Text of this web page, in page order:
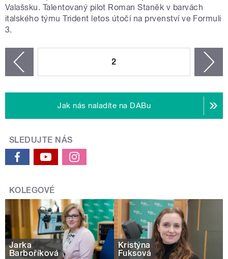
Valašsku. Talentovaný pilot Roman Staněk v barvách
italského týmu Trident letos útočí na prvenství ve Formuli
3.
2
Jak nás naladíte na DABu
SLEDUJTE NÁS
KOLEGOVÉ
Jarka
Barboříková
Kristýna
Fuksová